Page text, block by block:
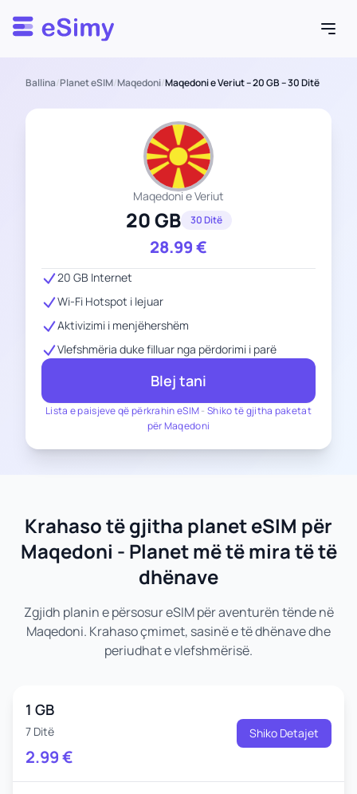
Esimy
Ballina/Planet eSIM/Maqedoni/Maqedoni e Veriut – 20 GB – 30 Ditë
Maqedoni e Veriut
20 GB 30 Ditë
28.99€
Lista e paisjeve që përkrahin eSIM-Shiko të gjitha paketat
për Maqedoni
20 GB Internet
Wi-Fi Hotspot i lejuar
Aktivizimi i menjëhershëm
Vlefshmëria duke filluar nga përdorimi i parë
Blej tani
Krahaso të gjitha planet eSIM për
Maqedoni - Planet më të mira të të
dhënave
Zgjidh planin e përsosur eSIM për aventurën tënde në
Maqedoni. Krahaso çmimet, sasinë e të dhënave dhe
periudhat e vlefshmërisë.
1 GB
7 Ditë
2.99€
Shiko Detajet